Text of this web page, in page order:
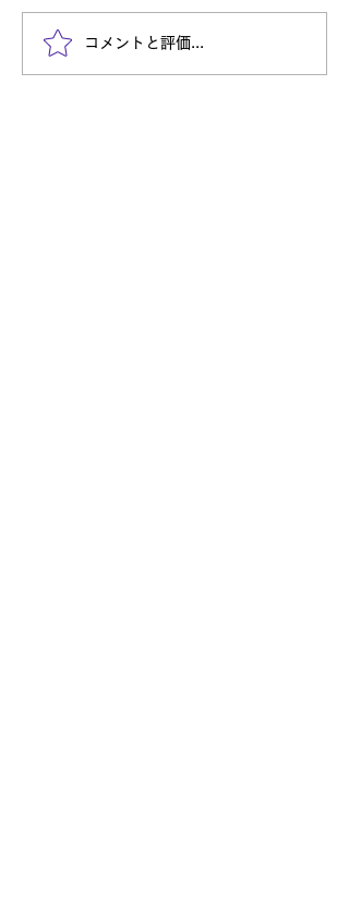
働き方よりも「何を生み
出せるか」を大切にする
コメントと評価...